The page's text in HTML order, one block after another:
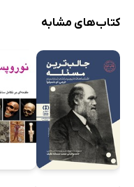
کتاب‌های مشابه